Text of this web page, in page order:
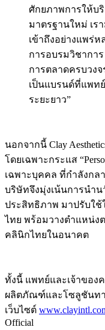
ศักยภาพการให้บ
มาตรฐานใหม่ เร
เข้าถึงอย่างแพร่
การอบรมวิชากา
การตลาดครบวงจ
เป็นแบรนด์ที่แพท
ระยะยาว”
นอกจากนี้ Clay
โดยเฉพาะกระแส
เฉพาะบุคคล ที่กำลังกล
บริษัทจึงมุ่งเน้นการนำ
ประสิทธิภาพ มาปรับใช้
ไทย พร้อมวางตำแหน่ง
คลินิกไทยในอนาคต
ทั้งนี้ แพทย์และเจ้าขอ
ผลิตภัณฑ์และโซลูชันทาง
เว็บไซต์
Official